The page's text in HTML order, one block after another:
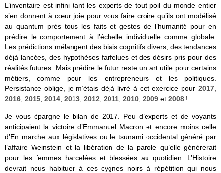
L’inventaire est infini tant les experts de tout poil du monde entier
s’en donnent à cœur joie pour vous faire croire qu’ils ont modélisé
au quantum près tous les faits et gestes de l’humanité pour en
prédire le comportement à l’échelle individuelle comme globale.
Les prédictions mélangent des biais cognitifs divers, des tendances
déjà lancées, des hypothèses farfelues et des désirs pris pour des
réalités futures. Mais prédire le futur reste un art utile pour certains
métiers, comme pour les entrepreneurs et les politiques.
Persistance oblige, je m’étais déjà livré à cet exercice pour 2017
2016 2015 2014 2013 2012 2011 2010 2009 et 2008 !
Je vous épargne le bilan de 2017. Peu d’experts et de voyants
anticipaient la victoire d’Emmanuel Macron et encore moins celle
d’En marche aux législatives ou le tsunami occidental généré par
l’affaire Weinstein et la libération de la parole qu’elle génèrerait
pour les femmes harcelées et blessées au quotidien. L’Histoire
devrait nous habituer à ces cygnes noirs à répétition qui nous